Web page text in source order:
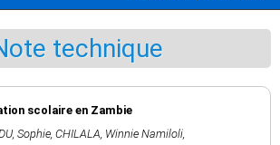
technique
scolaire en Zambie
Sophie, CHILALA, Winnie Namiloli,